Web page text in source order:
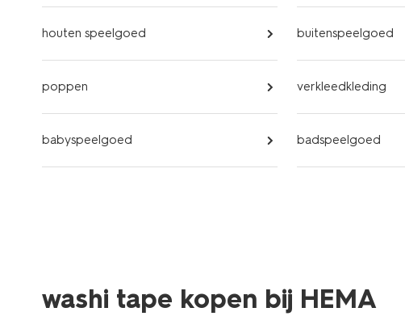
houten speelgoed buitenspeelgoed
poppen verkleedkleding
babyspeelgoed badspeelgoed
washi tape kopen bij HEMA